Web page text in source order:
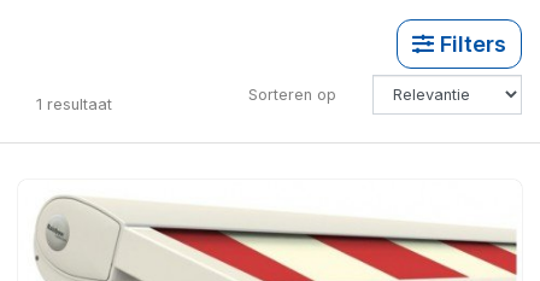
Filters
1 resultaat Sorteren op